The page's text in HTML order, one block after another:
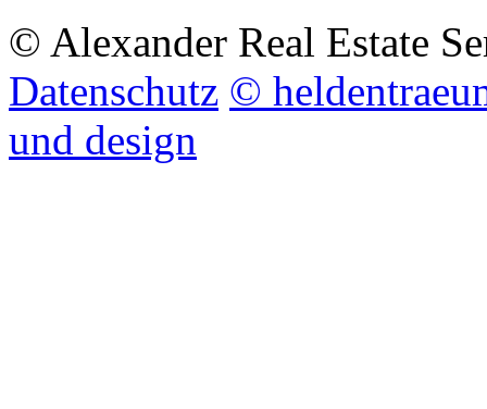
© Alexander Real Estate
Datenschutz ©
und design